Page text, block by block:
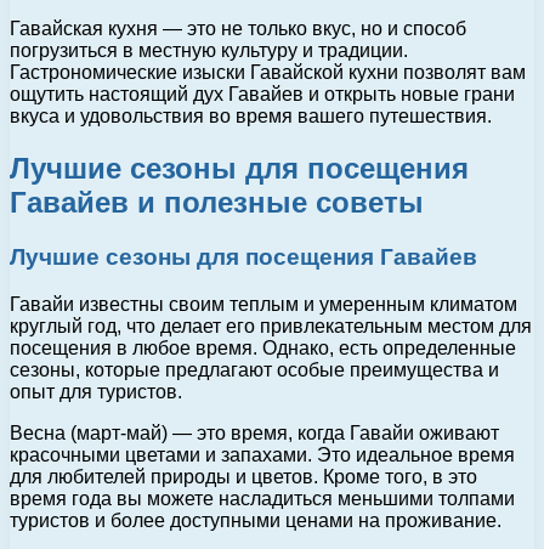
Гавайская кухня — это не только вкус, но и способ
погрузиться в местную культуру и традиции.
Гастрономические изыски Гавайской кухни позволят вам
ощутить настоящий дух Гавайев и открыть новые грани
вкуса и удовольствия во время вашего путешествия.
Лучшие сезоны для посещения
Гавайев и полезные советы
Лучшие сезоны для посещения Гавайев
Гавайи известны своим теплым и умеренным климатом
круглый год, что делает его привлекательным местом для
посещения в любое время. Однако, есть определенные
сезоны, которые предлагают особые преимущества и
опыт для туристов.
Весна (март-май) — это время, когда Гавайи оживают
красочными цветами и запахами. Это идеальное время
для любителей природы и цветов. Кроме того, в это
время года вы можете насладиться меньшими толпами
туристов и более доступными ценами на проживание.